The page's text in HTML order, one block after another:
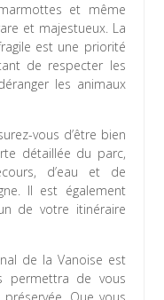
et même
et majestueux. La
est une priorité
de respecter les
les animaux
vous d’être bien
détaillée du parc,
d’eau et de
Il est également
de votre itinéraire
de la Vanoise est
permettra de vous